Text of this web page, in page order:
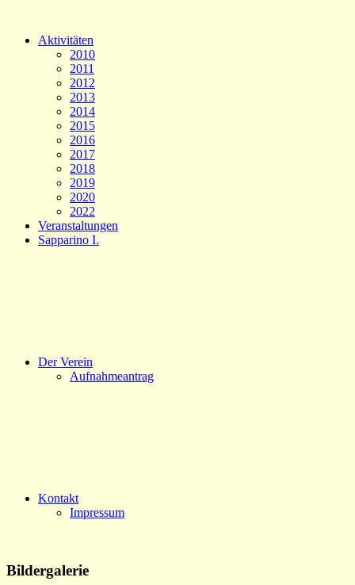
Aktivitäten
2010
2011
2012
2013
2014
2015
2016
2017
2018
2019
2020
2022
Veranstaltungen
Sapparino I.
Der Verein
Aufnahmeantrag
Kontakt
Impressum
Bildergalerie